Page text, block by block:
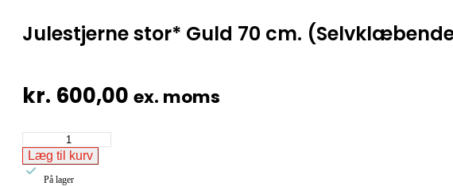
Julestjerne stor* Guld 70 cm.
kr. 600,00 ex. moms
Julestjerne
stor*
Guld
70
Læg til kurv

På lager